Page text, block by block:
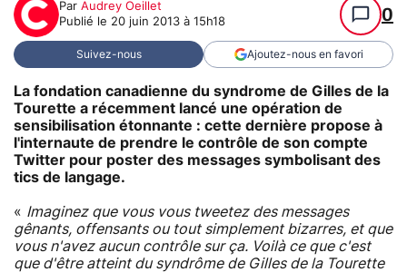
Par Audrey Oeillet
Publié le 20 juin 2013 à 15h18 0
Suivez-nous Ajoutez-nous en favori
La fondation canadienne du syndrome de Gilles de la
Tourette a récemment lancé une opération de
sensibilisation étonnante : cette dernière propose à
l'internaute de prendre le contrôle de son compte
Twitter pour poster des messages symbolisant des
tics de langage.
« Imaginez que vous vous tweetez des messages
gênants, offensants ou tout simplement bizarres, et que
vous n'avez aucun contrôle sur ça. Voilà ce que c'est
que d'être atteint du syndrôme de Gilles de la Tourette